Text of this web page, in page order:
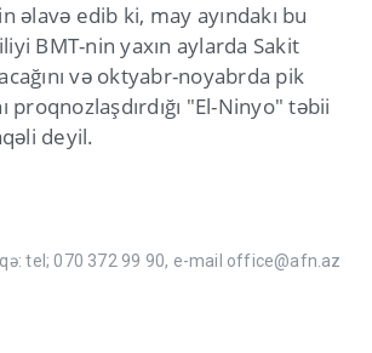
əlavə edib ki, may ayındakı bu
BMT-nin yaxın aylarda Sakit
və oktyabr-noyabrda pik
proqnozlaşdırdığı "El-Ninyo" təbii
deyil.
tel; 070 372 99 90, e-mail office@afn.az